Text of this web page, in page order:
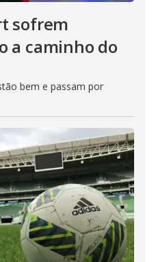
sofrem
a caminho do
bem e passam por